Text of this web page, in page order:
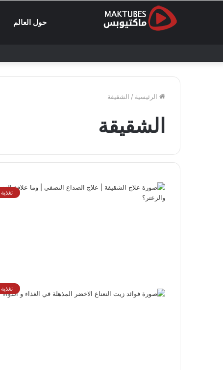
حول العالم
الرئيسية / الشقيقة
الشقيقة
تغذية
تغذية